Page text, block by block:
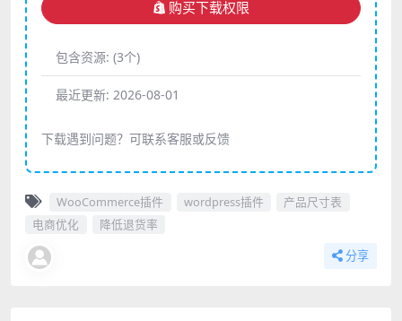
购买下载权限
包含资源: (3个)
最近更新: 2026-08-01
下载遇到问题？可联系客服或反馈
WooCommerce插件 wordpress插件
产品尺寸表
电商优化
降低退货率
分享